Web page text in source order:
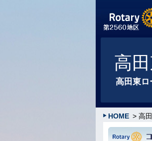
高
高田東ロ
HOME > 高